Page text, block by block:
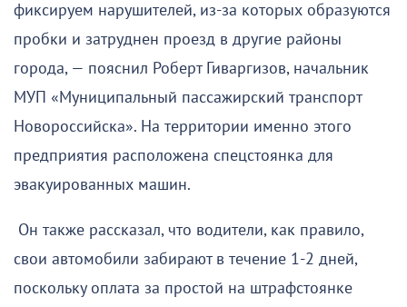
фиксируем нарушителей, из-за которых образуются
пробки и затруднен проезд в другие районы
города, — пояснил Роберт Гиваргизов, начальник
МУП «Муниципальный пассажирский транспорт
Новороссийска». На территории именно этого
предприятия расположена спецстоянка для
эвакуированных машин.
Он также рассказал, что водители, как правило,
свои автомобили забирают в течение 1-2 дней,
поскольку оплата за простой на штрафстоянке